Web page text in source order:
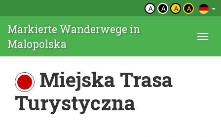
A A A A
Markierte Wanderwege in
Malopolska
Miejska Trasa
Turystyczna